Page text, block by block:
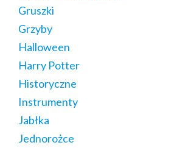
Gruszki
Grzyby
Halloween
Harry Potter
Historyczne
Instrumenty
Jabłka
Jednorożce